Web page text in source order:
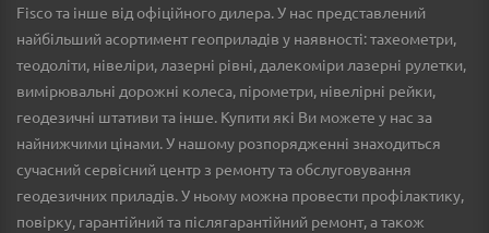
Fisco та інше від офіційного дилера. У нас представлений
найбільший асортимент геоприладів у наявності: тахеометри,
теодоліти, нівеліри, лазерні рівні, далекоміри лазерні рулетки,
вимірювальні дорожні колеса, пірометри, нівелірні рейки,
геодезичні штативи та інше. Купити які Ви можете у нас за
найнижчими цінами. У нашому розпорядженні знаходиться
сучасний сервісний центр з ремонту та обслуговування
геодезичних приладів. У ньому можна провести профілактику,
повірку, гарантійний та післягарантійний ремонт, а також